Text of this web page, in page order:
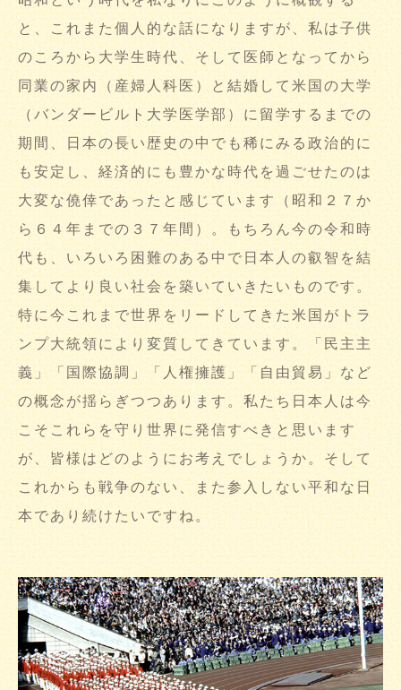
と、これまた個人的な話になりますが、私は子供
のころから大学生時代、そして医師となってから
同業の家内（産婦人科医）と結婚して米国の大学
（バンダービルト大学医学部）に留学するまでの
期間、日本の長い歴史の中でも稀にみる政治的に
も安定し、経済的にも豊かな時代を過ごせたのは
大変な僥倖であったと感じています（昭和２７か
ら６４年までの３７年間）。もちろん今の令和時
代も、いろいろ困難のある中で日本人の叡智を結
集してより良い社会を築いていきたいものです。
特に今これまで世界をリードしてきた米国がトラ
ンプ大統領により変質してきています。「民主主
義」「国際協調」「人権擁護」「自由貿易」など
の概念が揺らぎつつあります。私たち日本人は今
こそこれらを守り世界に発信すべきと思います
が、皆様はどのようにお考えでしょうか。そして
これからも戦争のない、また参入しない平和な日
本であり続けたいですね。